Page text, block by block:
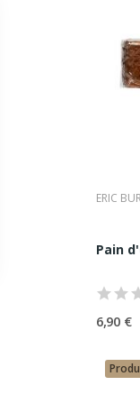
Un
•
ERIC
Pain
6,90 €